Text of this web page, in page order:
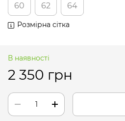
60 62 64
Розмірна сітка
В наявності
2 350 грн